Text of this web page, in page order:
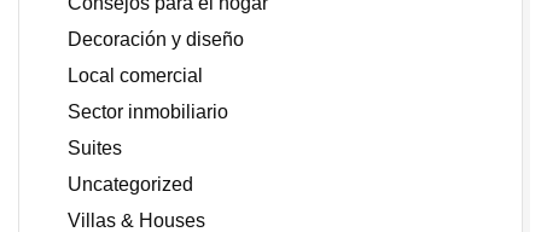
Decoración y diseño
Local comercial
Sector inmobiliario
Suites
Uncategorized
Villas & Houses